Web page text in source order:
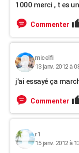
1000 merci , t es
Commenter
micelfi
13 janv. 2012 à
j'ai essayé ça
Commenter
r1
15 janv. 2012 à